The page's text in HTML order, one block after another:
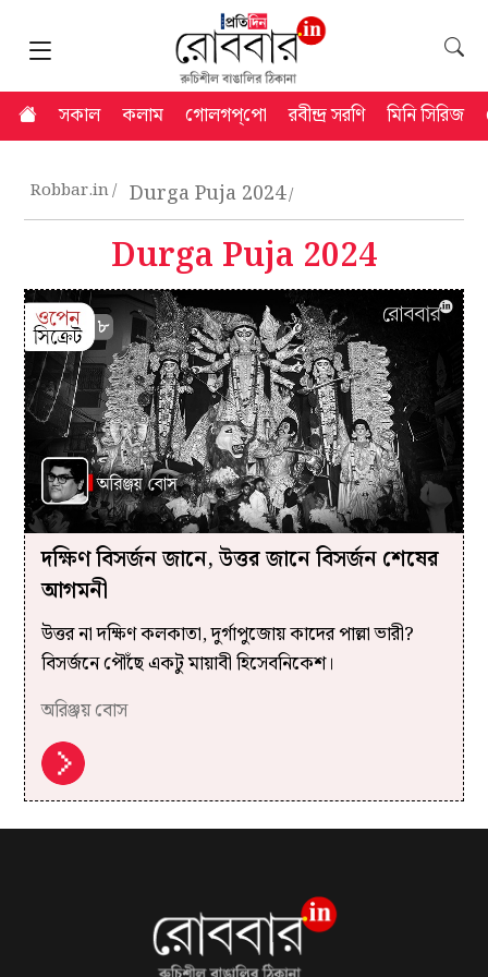
সকাল কলাম গোলগপ্‌পো রবীন্দ্র সরণি মিনি সিরিজ
Robbar.in Durga Puja 2024
Durga Puja 2024
দক্ষিণ বিসর্জন জানে, উত্তর জানে বিসর্জন শেষের
আগমনী
উত্তর না দক্ষিণ কলকাতা, দুর্গাপুজোয় কাদের পাল্লা ভারী?
বিসর্জনে পৌঁছে একটু মায়াবী হিসেবনিকেশ।
অরিঞ্জয় বোস